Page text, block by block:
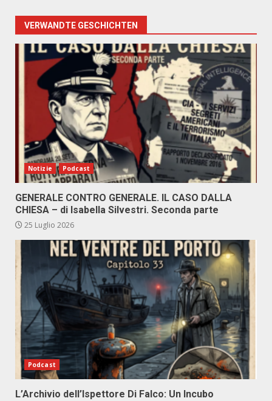
VERWANDTE GESCHICHTEN
Notizie Podcast
GENERALE CONTRO GENERALE. IL CASO DALLA
CHIESA – di Isabella Silvestri. Seconda parte
25 Luglio 2026
Podcast
L’Archivio dell’Ispettore Di Falco: Un Incubo